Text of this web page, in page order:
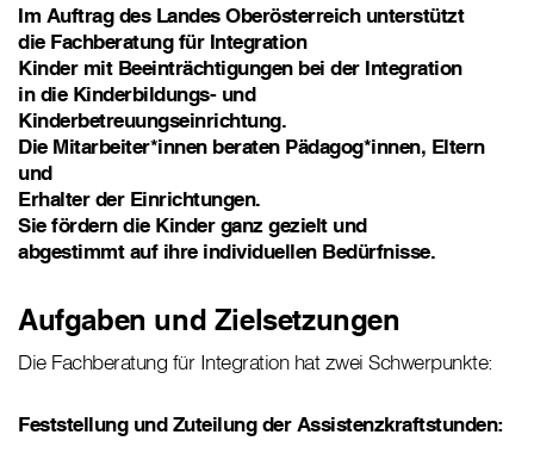
Im Auftrag des Landes Oberösterreich unterstützt
die Fachberatung für Integration
Kinder mit Beeinträchtigungen bei der Integration
in die Kinderbildungs- und
Kinderbetreuungseinrichtung.
Die Mitarbeiter*innen beraten Pädagog*innen, Eltern
und
Erhalter der Einrichtungen.
Sie fördern die Kinder ganz gezielt und
abgestimmt auf ihre individuellen Bedürfnisse.
Aufgaben und Zielsetzungen
Die Fachberatung für Integration hat zwei Schwerpunkte:
Feststellung und Zuteilung der Assistenzkraftstunden: